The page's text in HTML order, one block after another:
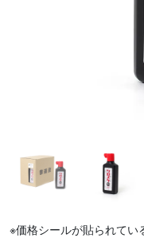
※価格シールが貼られてい